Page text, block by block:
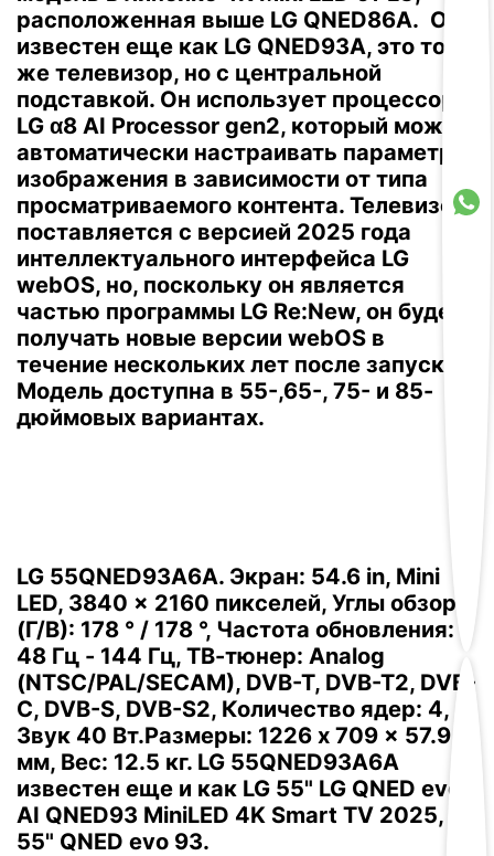
расположенная выше LG QNED86A. Он
известен еще как LG QNED93A, это тот
же телевизор, но с центральной
подставкой. Он использует процессор
LG α8 AI Processor gen2, который может
автоматически настраивать параметры
изображения в зависимости от типа
просматриваемого контента. Телевизор
поставляется с версией 2025 года
интеллектуального интерфейса LG
webOS, но, поскольку он является
частью программы LG Re:New, он будет
получать новые версии webOS в
течение нескольких лет после запуска.
Модель доступна в 55-,65-, 75- и 85-
дюймовых вариантах.
LG 55QNED93A6A. Экран: 54.6 in, Mini
LED, 3840 x 2160 пикселей, Углы обзора
(Г/В): 178 ° / 178 °, Частота обновления:
48 Гц - 144 Гц, ТВ-тюнер: Analog
(NTSC/PAL/SECAM), DVB-T, DVB-T2, DVB-
C, DVB-S, DVB-S2, Количество ядер: 4,
Звук 40 Вт.Размеры: 1226 x 709 x 57.9
мм, Вес: 12.5 кг. LG 55QNED93A6A
известен еще и как LG 55" LG QNED evo
AI QNED93 MiniLED 4K Smart TV 2025, LG
55" QNED evo 93.